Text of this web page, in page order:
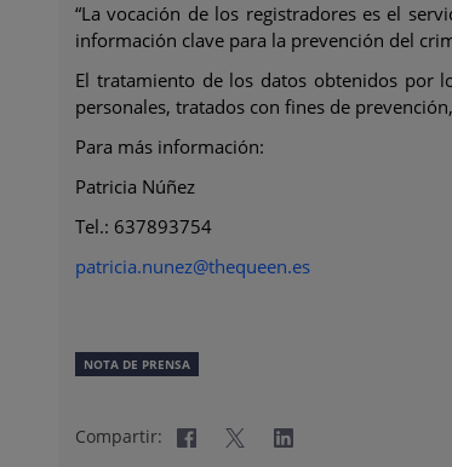
“La vocación de los registradores es el
información clave para la prevención del
El tratamiento de los datos obtenidos por
personales, tratados con fines de
Para más información:
Patricia Núñez
Tel.: 637893754
patricia.nunez@thequeen.es
NOTA DE PRENSA
Compartir: